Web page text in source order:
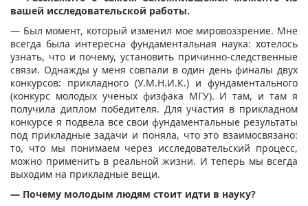
вашей исследовательской работы.
— Был момент, который изменил мое мировоззрение. Мне
всегда была интересна фундаментальная наука: хотелось
узнать, что и почему, установить причинно-следственные
связи. Однажды у меня совпали в один день финалы двух
конкурсов: прикладного (У.М.Н.И.К.) и фундаментального
(конкурс молодых ученых физфака МГУ). И там, и там я
получила диплом победителя. Для участия в прикладном
конкурсе я подвела все свои фундаментальные результаты
под прикладные задачи и поняла, что это взаимосвязано:
то, что мы понимаем через исследовательский процесс,
можно применить в реальной жизни. И теперь мы всегда
выходим на прикладные вещи.
— Почему молодым людям стоит идти в науку?